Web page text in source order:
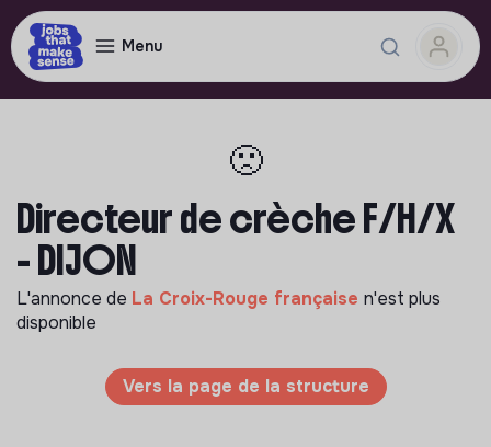
Menu
🙁
Directeur de crèche F/H/X
- DIJON
L'annonce de La Croix-Rouge française n'est plus
disponible
Vers la page de la structure